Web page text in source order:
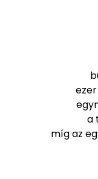
a
míg az